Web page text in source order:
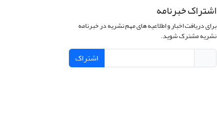
اشتراک خبرنامه
برای دریافت اخبار و اطلاعیه های مهم نشریه در خبرنامه
نشریه مشترک شوید.
اشتراک